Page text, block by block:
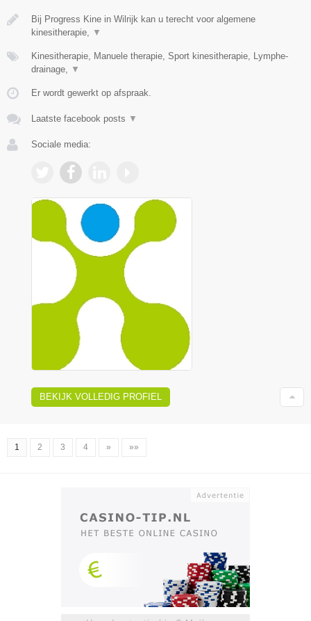
Bij Progress Kine in Wilrijk kan u terecht voor algemene
kinesitherapie,
▼
Kinesitherapie, Manuele therapie, Sport kinesitherapie, Lymphe-
drainage,
▼
Er wordt gewerkt op afspraak.
Laatste facebook posts ▼
Sociale media:
BEKIJK VOLLEDIG PROFIEL
1 2 3 4 » »»